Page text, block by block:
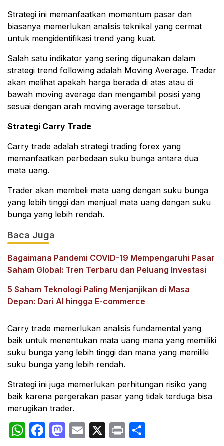
Strategi ini memanfaatkan momentum pasar dan
biasanya memerlukan analisis teknikal yang cermat
untuk mengidentifikasi trend yang kuat.
Salah satu indikator yang sering digunakan dalam
strategi trend following adalah Moving Average. Trader
akan melihat apakah harga berada di atas atau di
bawah moving average dan mengambil posisi yang
sesuai dengan arah moving average tersebut.
Strategi Carry Trade
Carry trade adalah strategi trading forex yang
memanfaatkan perbedaan suku bunga antara dua
mata uang.
Trader akan membeli mata uang dengan suku bunga
yang lebih tinggi dan menjual mata uang dengan suku
bunga yang lebih rendah.
Baca Juga
Bagaimana Pandemi COVID-19 Mempengaruhi Pasar
Saham Global: Tren Terbaru dan Peluang Investasi
5 Saham Teknologi Paling Menjanjikan di Masa
Depan: Dari AI hingga E-commerce
Carry trade memerlukan analisis fundamental yang
baik untuk menentukan mata uang mana yang memiliki
suku bunga yang lebih tinggi dan mana yang memiliki
suku bunga yang lebih rendah.
Strategi ini juga memerlukan perhitungan risiko yang
baik karena pergerakan pasar yang tidak terduga bisa
merugikan trader.
WhatsApp
Facebook
Mastodon
Email
X Print